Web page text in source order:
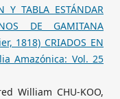
Y TABLA ESTÁNDAR
DE GAMITANA
1818) CRIADOS EN
Amazónica: Vol. 25
William CHU-KOO,